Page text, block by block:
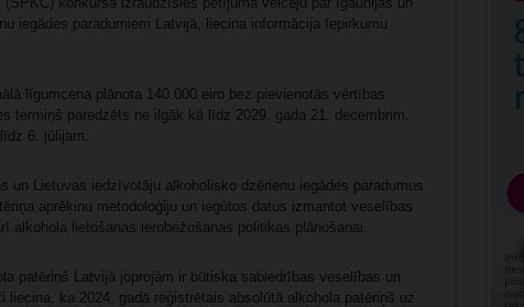
iegādes paradumiem Latvijā, liecina informācija Iepirkumu
līgumcena plānota 140 000 eiro bez pievienotās vērtības
termiņš paredzēts ne ilgāk kā līdz 2029. gada 21. decembrim.
6. jūlijam.
un Lietuvas iedzīvotāju alkoholisko dzērienu iegādes paradumus
aprēķinu metodoloģiju un iegūtos datus izmantot veselības
alkohola lietošanas ierobežošanas politikas plānošanai.
patēriņš Latvijā joprojām ir būtiska sabiedrības veselības un
liecina, ka 2024. gadā reģistrētais absolūtā alkohola patēriņš uz